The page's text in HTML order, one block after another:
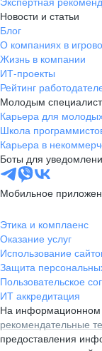
Новости и статьи
Блог
О компаниях в
Жизнь в компании
ИТ-проекты
Рейтинг
Молодым
Карьера для
Школа
Карьера в
Боты для
Мобильное
Этика и комплаенс
Оказание услуг
Использование
Защита
Пользовательское
ИТ аккредитация
На информационном
рекомендательные
предоставления